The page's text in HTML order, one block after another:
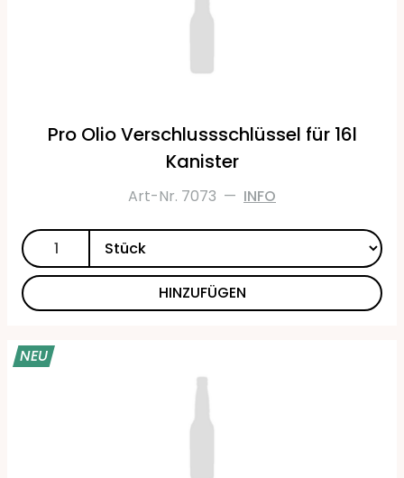
Pro Olio Verschlussschlüssel für 16l
Kanister
Art-Nr. 7073 — INFO
HINZUFÜGEN
NEU